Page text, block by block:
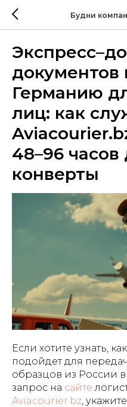
Будни
документов
Германию
лиц: как
48–96 часов
конверты
Если хотите узнать,
подойдет для
образцов из России
запрос на сайте
Aviacourier.bz ,